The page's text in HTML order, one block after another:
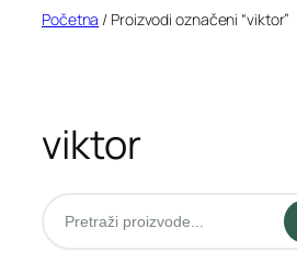
Početna / Proizvodi označeni “viktor”
viktor
Pretraži